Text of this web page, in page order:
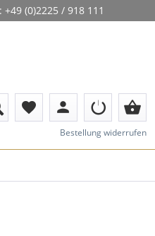
+49 (0)2225 / 918 111
favorite person shopping_basket
Bestellung widerrufen